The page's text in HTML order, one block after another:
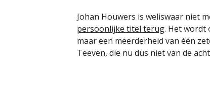
Johan Houwers is weliswaar niet
persoonlijke titel terug. Het wordt
maar een meerderheid van één
Teeven, die nu dus niet van de